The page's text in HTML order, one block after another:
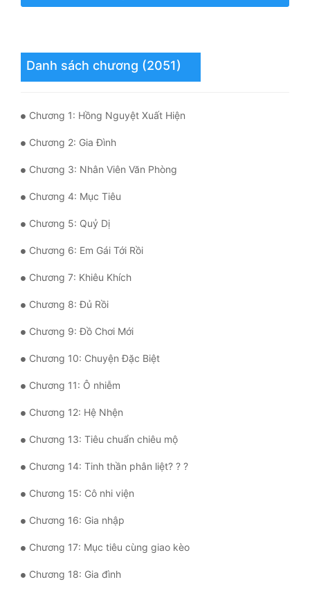
Hệ Thống
Khoa Huyễn
Kinh Dị
Kiếm Hiệp
Kỳ Huyễn
Kỳ Ảo
Linh Dị
Làm Giàu
Lịch Sử
Mưu Mô
Mạt Thế
Mỹ Thực
Ngôn Tình
Ngược
Nữ Cường
Nữ Phụ
Phong Thủy - Tâm Linh
Danh sách chương (2051)
Chương 1: Hồng Nguyệt Xuất Hiện
Chương 2: Gia Đình
Chương 3: Nhân Viên Văn Phòng
Chương 4: Mục Tiêu
Chương 5: Quỷ Dị
Chương 6: Em Gái Tới Rồi
Chương 7: Khiêu Khích
Chương 8: Đủ Rồi
Chương 9: Đồ Chơi Mới
Chương 10: Chuyện Đặc Biệt
Chương 11: Ô nhiễm
Chương 12: Hệ Nhện
Chương 13: Tiêu chuẩn chiêu mộ
Chương 14: Tinh thần phân liệt? ? ?
Chương 15: Cô nhi viện
Chương 16: Gia nhập
Chương 17: Mục tiêu cùng giao kèo
Chương 18: Gia đình